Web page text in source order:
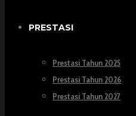
PRESTASI
Prestasi Tahun 2025
Prestasi Tahun 2026
Prestasi Tahun 2027